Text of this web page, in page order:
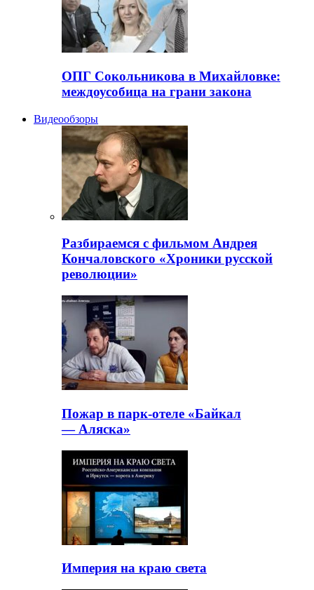
ОПГ Сокольникова в Михайловке:
междоусобица на грани закона
Видеообзоры
Разбираемся с фильмом Андрея
Кончаловского «Хроники русской
революции»
Пожар в парк-отеле «Байкал
— Аляска»
Империя на краю света